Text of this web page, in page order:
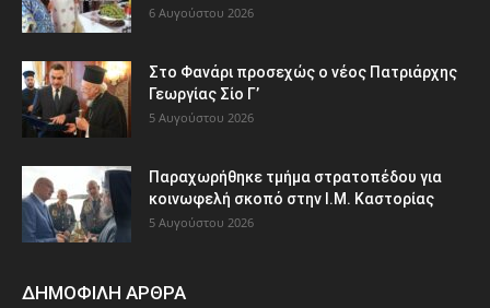
6 Αυγούστου 2026
Στο Φανάρι προσεχώς ο νέος Πατριάρχης
Γεωργίας Σίο Γ’
5 Αυγούστου 2026
Παραχωρήθηκε τμήμα στρατοπέδου για
κοινωφελή σκοπό στην Ι.Μ. Καστορίας
5 Αυγούστου 2026
ΔΗΜΟΦΙΛΗ ΑΡΘΡΑ